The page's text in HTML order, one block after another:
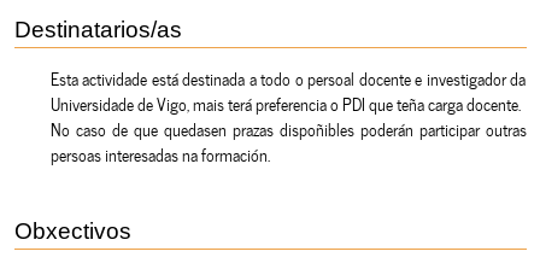
Destinatarios/as
Esta actividade está destinada a todo o persoal docente e investigador da
Universidade de Vigo, mais terá preferencia o PDI que teña carga docente.
No caso de que quedasen prazas dispoñibles poderán participar outras
persoas interesadas na formación.
Obxectivos